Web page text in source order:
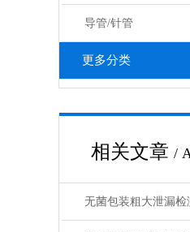
导管/针管
更多分类
相关文章 /